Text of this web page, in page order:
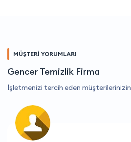
MÜŞTERİ YORUMLARI
Gencer Temizlik Firma
İşletmenizi tercih eden